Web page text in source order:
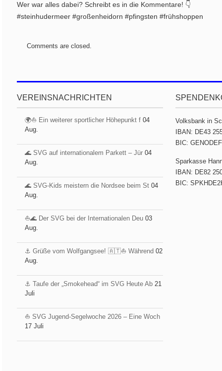
Wer war alles dabei? Schreibt es in die Kommentare! 👇
#steinhudermeer #großenheidorn #pfingsten #frühshoppen
Comments are closed.
VEREINSNACHRICHTEN
🌍⛵ Ein weiterer sportlicher Höhepunkt f 04
Aug.
🌊 SVG auf internationalem Parkett – Jür 04
Aug.
🌊 SVG-Kids meistern die Nordsee beim St 04
Aug.
⛵️🌊 Der SVG bei der Internationalen Deu 03
Aug.
⚓️ Grüße vom Wolfgangsee! 🇦🇹⛵ Während 02
Aug.
⚓️ Taufe der „Smokehead“ im SVG Heute Ab 21
Juli
⛵ SVG Jugend-Segelwoche 2026 – Eine Woch
17 Juli
Volksbank in
IBAN: DE43
BIC:
Sparkasse
IBAN: DE82
BIC: